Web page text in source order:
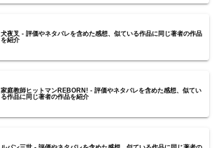
犬夜叉 - 評価やネタバレを含めた感想、似ている作品に同じ著者の作品
を紹介
家庭教師ヒットマンREBORN! - 評価やネタバレを含めた感想、似てい
る作品に同じ著者の作品を紹介